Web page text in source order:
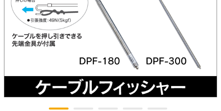
太陽光発電ケーブル・コネクタ・関連資
材/機器
電源ケーブル／コネクタ／分電盤／ブレ
ーカ
照明・照明器具
電源タップ・延長コード
スイッチ・コンセント（配線器具）
ホテル・病院向け